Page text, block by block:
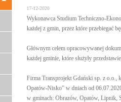
17-12-2020
Wykonawca Studium Techniczno-
każdej z gmin, przez które przebiegać
Głównym celem opracowywanej
każdej gminie, które służyły
Firma Transprojekt Gdański sp. z o.o.,
Opatów-Nisko” w dniach od
w gminach: Obrazów, Opatów, Lipnik,